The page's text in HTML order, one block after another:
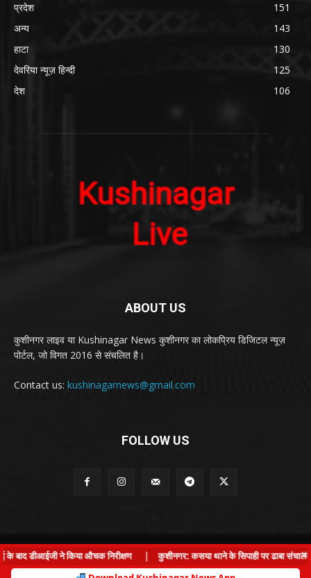
प्रदेश
151
अन्य
143
हाटा
130
देवरिया न्यूज़ हिन्दी
125
देश
106
ABOUT US
कुशीनगर लाइव या Kushinagar News कुशीनगर का लोकप्रिय डिजिटल न्यूज़
पोर्टल, जो विगत 2016 से संचलित है।
Contact us: kushinagarnews@gmail.com
FOLLOW US
© Kushinagar Live - 2022 ×
बाद डीआईजी ने किया औचक निरीक्षण
कुशीनगर: कसया थाने के सिपाही पर ढाबा संचालक से